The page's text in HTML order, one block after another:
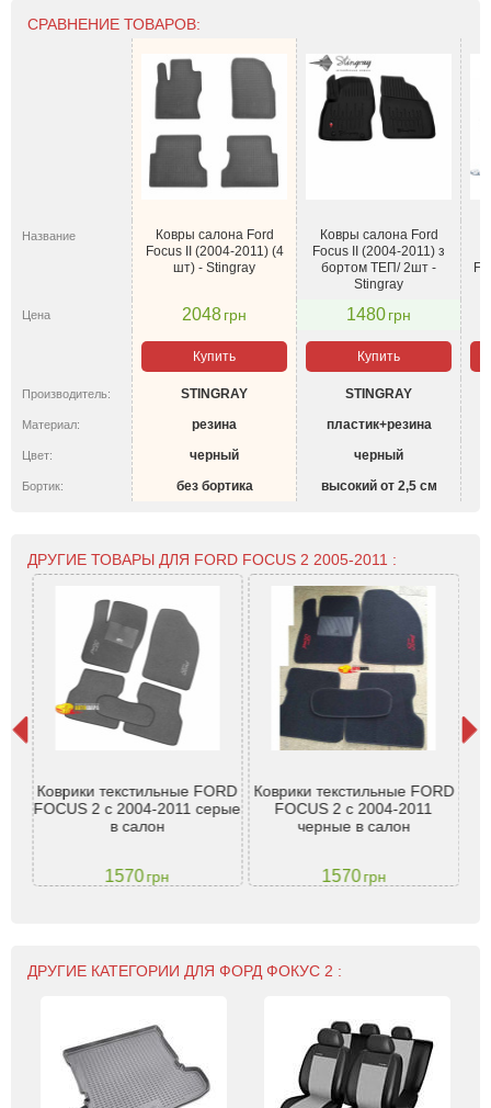
СРАВНЕНИЕ ТОВАРОВ:
Название
Ковры салона Ford
Focus II (2004-2011) (4
шт) - Stingray
Ковры салона Ford
Focus II (2004-2011) з
бортом ТЕП/ 2шт -
Stingray
Цена 2048грн 1480грн
Купить Купить
Производитель: STINGRAY STINGRAY
Материал: резина пластик+резина
Цвет: черный черный
Бортик: без бортика высокий от 2,5 см
ДРУГИЕ ТОВАРЫ ДЛЯ FORD FOCUS 2 2005-2011 :
Коврики текстильные FORD
FOCUS 2 с 2004-2011 серые
в салон
1570грн
Коврики текстильные FORD
FOCUS 2 с 2004-2011
черные в салон
1570грн
ДРУГИЕ КАТЕГОРИИ ДЛЯ ФОРД ФОКУС 2 :